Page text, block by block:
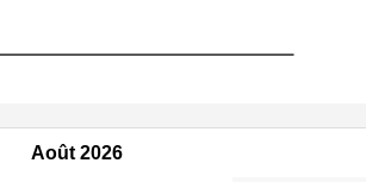
Août 2026